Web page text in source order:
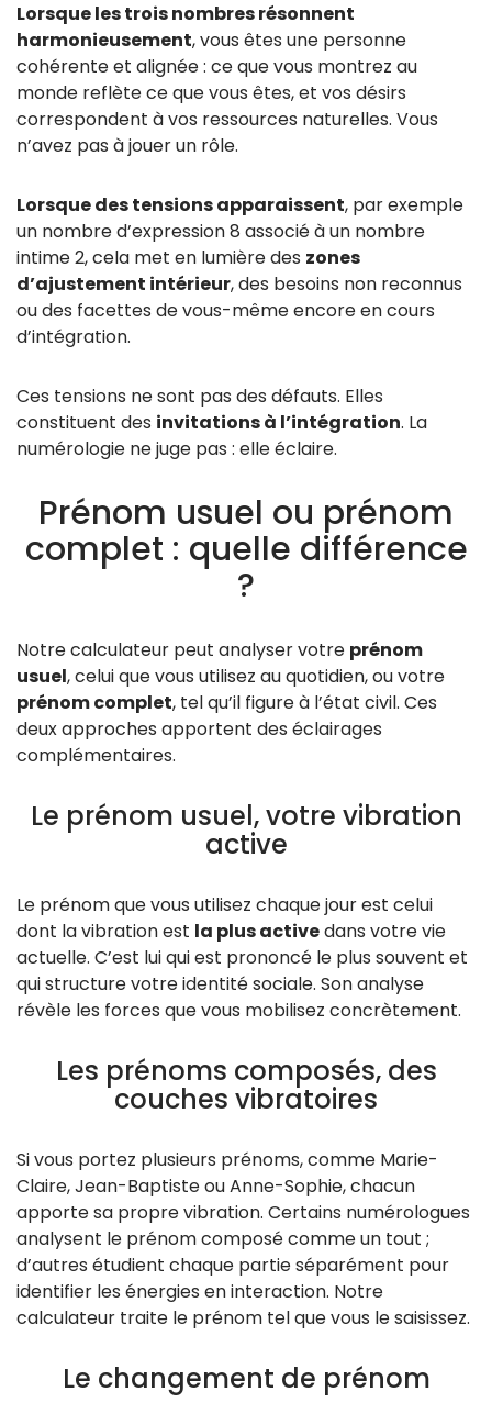
Lorsque les trois nombres résonnent
harmonieusement, vous êtes une personne
cohérente et alignée : ce que vous montrez au
monde reflète ce que vous êtes, et vos désirs
correspondent à vos ressources naturelles. Vous
n’avez pas à jouer un rôle.
Lorsque des tensions apparaissent, par exemple
un nombre d’expression 8 associé à un nombre
intime 2, cela met en lumière des zones
d’ajustement intérieur, des besoins non reconnus
ou des facettes de vous-même encore en cours
d’intégration.
Ces tensions ne sont pas des défauts. Elles
constituent des invitations à l’intégration. La
numérologie ne juge pas : elle éclaire.
Prénom usuel ou prénom
complet : quelle différence
?
Notre calculateur peut analyser votre prénom
usuel, celui que vous utilisez au quotidien, ou votre
prénom complet, tel qu’il figure à l’état civil. Ces
deux approches apportent des éclairages
complémentaires.
Le prénom usuel, votre vibration
active
Le prénom que vous utilisez chaque jour est celui
dont la vibration est la plus activedans votre vie
actuelle. C’est lui qui est prononcé le plus souvent et
qui structure votre identité sociale. Son analyse
révèle les forces que vous mobilisez concrètement.
Les prénoms composés, des
couches vibratoires
Si vous portez plusieurs prénoms, comme Marie-
Claire, Jean-Baptiste ou Anne-Sophie, chacun
apporte sa propre vibration. Certains numérologues
analysent le prénom composé comme un tout ;
d’autres étudient chaque partie séparément pour
identifier les énergies en interaction. Notre
calculateur traite le prénom tel que vous le saisissez.
Le changement de prénom